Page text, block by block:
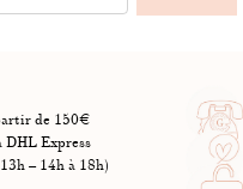
de 150€
DHL Express
– 14h à 18h)